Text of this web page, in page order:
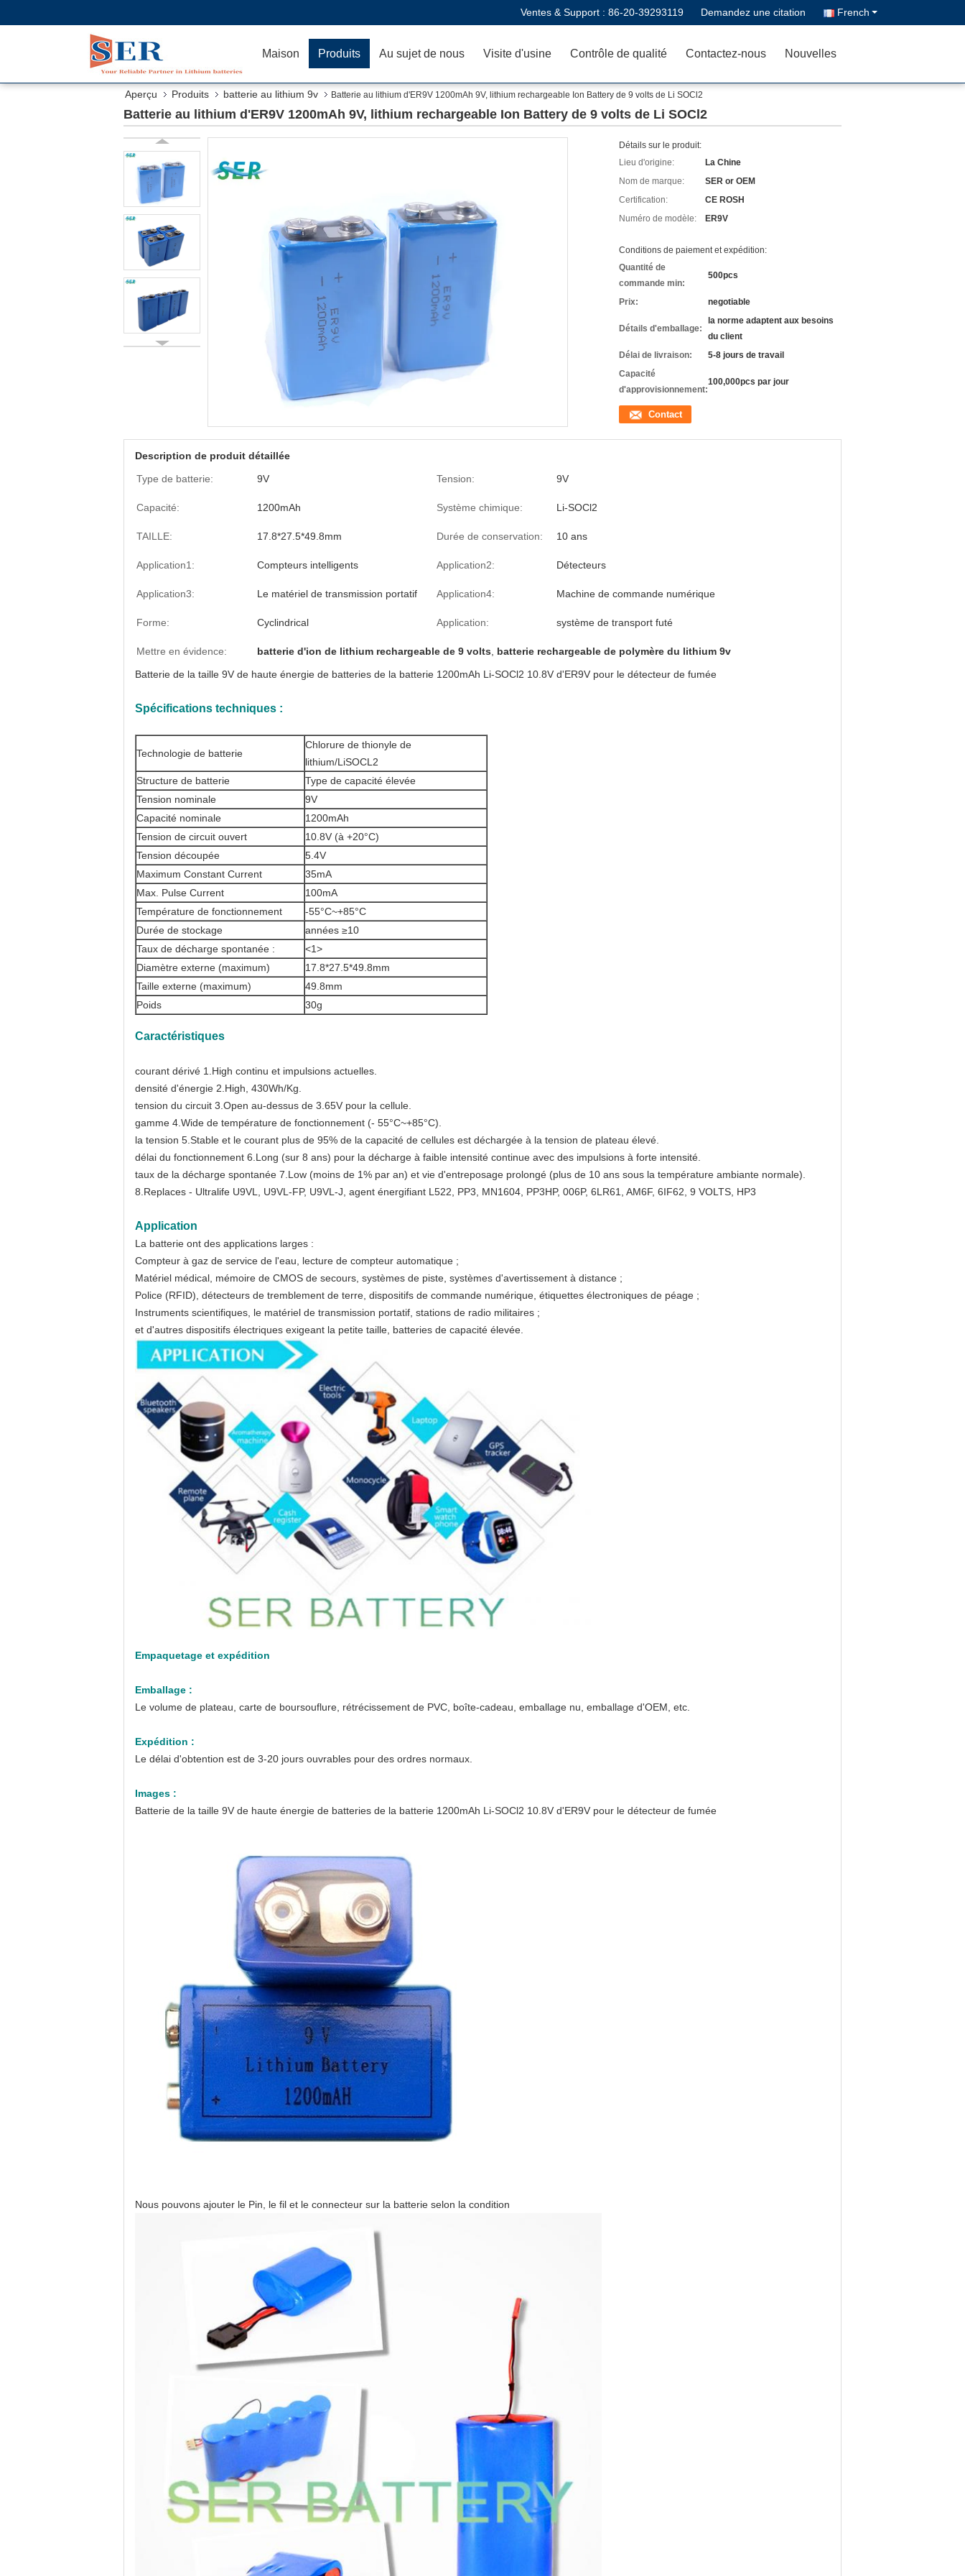
Ventes & Support : 86-20-39293119 Demandez une citation French
Maison Produits Au sujet de nous Visite d'usine Contrôle de qualité Contactez-nous Nouvelles
Aperçu Produits batterie au lithium 9v Batterie au lithium d'ER9V 1200mAh 9V, lithium rechargeable Ion Battery de 9 volts de Li SOCl2
Batterie au lithium d'ER9V 1200mAh 9V, lithium rechargeable Ion Battery de 9 volts de Li SOCl2
Détails sur le produit:
Lieu d'origine:
La Chine
Nom de marque:
SER or OEM
Certification:
CE ROSH
Numéro de modèle:
ER9V
Conditions de paiement et expédition:
Quantité de
commande min:
500pcs
Prix: negotiable
Détails d'emballage:
la norme adaptent aux besoins
du client
Délai de livraison:
5-8 jours de travail
Capacité
d'approvisionnement:
100,000pcs par jour
Contact
Description de produit détaillée
Type de batterie:
9V Tension: 9V
Capacité: 1200mAh Système chimique: Li-SOCl2
TAILLE: 17.8*27.5*49.8mm Durée de conservation: 10 ans
Application1: Compteurs intelligents Application2: Détecteurs
Application3: Le matériel de transmission portatif Application4: Machine de commande numérique
Forme: Cyclindrical Application: système de transport futé
Mettre en évidence: batterie d'ion de lithium rechargeable de 9 volts
batterie rechargeable de polymère du lithium 9v
Batterie de la taille 9V de haute énergie de batteries de la batterie 1200mAh Li-SOCl2 10.8V d'ER9V pour le détecteur de fumée
Spécifications techniques :
Technologie de batterie
Chlorure de thionyle de
lithium/LiSOCL2
Structure de batterie
Type de capacité élevée
Tension nominale
9V
Capacité nominale
1200mAh
Tension de circuit ouvert
10.8V (à +20°C)
Tension découpée
5.4V
Maximum Constant Current
35mA
Max. Pulse Current
100mA
Température de fonctionnement
-55°C~+85°C
Durée de stockage
années ≥10
Taux de décharge spontanée :
<1>
Diamètre externe (maximum)
17.8*27.5*49.8mm
Taille externe (maximum)
49.8mm
Poids
30g
Caractéristiques
courant dérivé 1.High continu et impulsions actuelles.
densité d'énergie 2.High, 430Wh/Kg.
tension du circuit 3.Open au-dessus de 3.65V pour la cellule.
gamme 4.Wide de température de fonctionnement (- 55°C~+85°C).
la tension 5.Stable et le courant plus de 95% de la capacité de cellules est déchargée à la tension de plateau élevé.
délai du fonctionnement 6.Long (sur 8 ans) pour la décharge à faible intensité continue avec des impulsions à forte intensité.
taux de la décharge spontanée 7.Low (moins de 1% par an) et vie d'entreposage prolongé (plus de 10 ans sous la température ambiante normale).
8.Replaces - Ultralife U9VL, U9VL-FP, U9VL-J, agent énergifiant L522, PP3, MN1604, PP3HP, 006P, 6LR61, AM6F, 6IF62, 9 VOLTS, HP3
Application
La batterie ont des applications larges :
Compteur à gaz de service de l'eau, lecture de compteur automatique ;
Matériel médical, mémoire de CMOS de secours , systèmes de piste, systèmes d'avertissement à distance ;
Police (RFID), détecteurs de tremblement de terre, dispositifs de commande numérique, étiquettes électroniques de péage ;
Instruments scientifiques, le matériel de transmission portatif, stations de radio militaires ;
et d'autres dispositifs électriques exigeant la petite taille, batteries de capacité élevée.
Empaquetage et expédition
Emballage :
Le volume de plateau, carte de boursouflure, rétrécissement de PVC, boîte-cadeau, emballage nu, emballage d'OEM, etc.
Expédition :
Le délai d'obtention est de 3-20 jours ouvrables pour des ordres normaux.
Images :
Batterie de la taille 9V de haute énergie de batteries de la batterie 1200mAh Li-SOCl2 10.8V d'ER9V pour le détecteur de fumée
Nous pouvons ajouter le Pin, le fil et le connecteur sur la batterie selon la condition